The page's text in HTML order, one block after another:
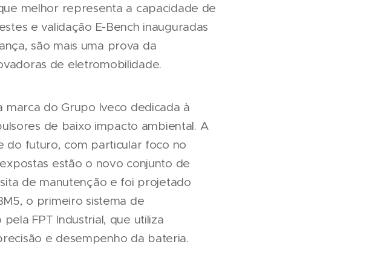
melhor representa a capacidade de
e validação E-Bench inauguradas
são mais uma prova da
de eletromobilidade.
marca do Grupo Iveco dedicada à
de baixo impacto ambiental. A
do futuro, com particular foco no
estão o novo conjunto de
de manutenção e foi projetado
o primeiro sistema de
FPT Industrial, que utiliza
e desempenho da bateria.